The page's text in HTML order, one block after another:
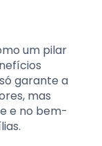
um pilar
garante a
mas
e no bem-